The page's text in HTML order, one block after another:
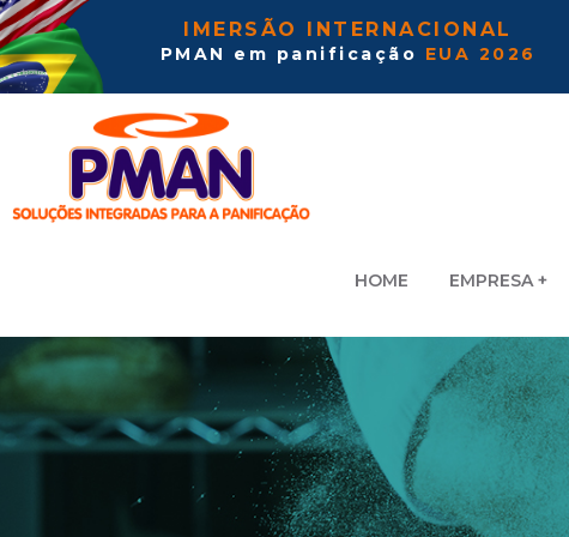
IMERSÃO INTERNACIONAL
PMAN em panificação EUA 2026
HOME EMPRESA